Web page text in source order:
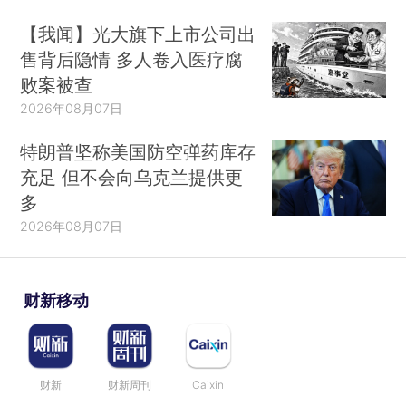
【我闻】光大旗下上市公司出
售背后隐情 多人卷入医疗腐
败案被查
2026年08月07日
特朗普坚称美国防空弹药库存
充足 但不会向乌克兰提供更
多
2026年08月07日
财新移动
财新 财新周刊 Caixin